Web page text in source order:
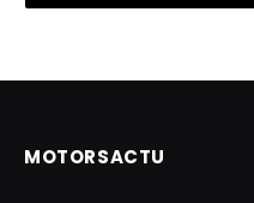
MOTORSACTU